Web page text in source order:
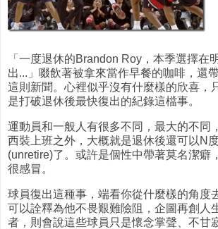
「一度退休的Brandon Roy，本季選擇在
出...」啜飲著被拿來當作早餐的咖啡，還
這則新聞。心裡似乎沒有什麼樣的欣喜，
是打破退休後最快復出的紀錄這檔事。
運動員和一般人有很多不同，最大的不同
西裝上班之外，大概就是退休後還可以N度
(unretire)了。或許是個性中帶著莫名潔癖
很感冒。
球員復出這種事，端看你從什麼樣的角度
可以詮釋為他不畏艱難險阻，企圖再創人
者，則會說這些球員只是懷念掌聲、不甘